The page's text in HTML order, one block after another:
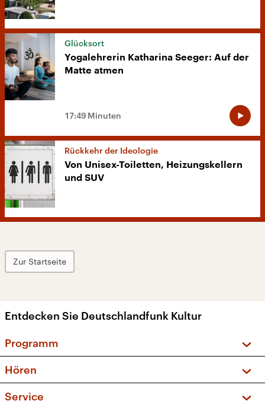
Glücksort
Yogalehrerin Katharina Seeger: Auf der
Matte atmen
17:49 Minuten
Rückkehr der Ideologie
Von Unisex-Toiletten, Heizungskellern
und SUV
Zur Startseite
Entdecken Sie Deutschlandfunk Kultur
Programm
Sendungen und Podcasts
Hören
Service